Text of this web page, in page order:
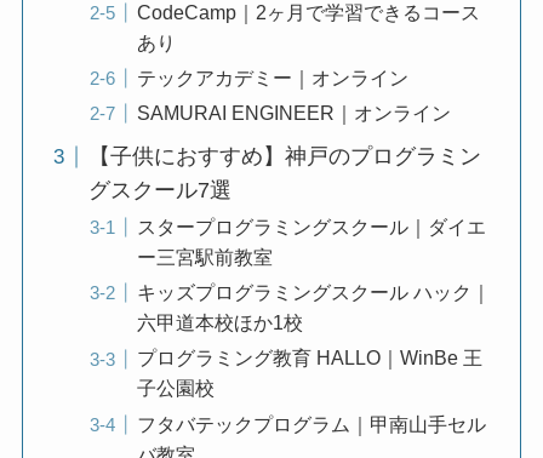
CodeCamp｜2ヶ月で学習できるコース
あり
テックアカデミー｜オンライン
SAMURAI ENGINEER｜オンライン
【子供におすすめ】神戸のプログラミン
グスクール7選
スタープログラミングスクール｜ダイエ
ー三宮駅前教室
キッズプログラミングスクール ハック｜
六甲道本校ほか1校
プログラミング教育 HALLO｜WinBe 王
子公園校
フタバテックプログラム｜甲南山手セル